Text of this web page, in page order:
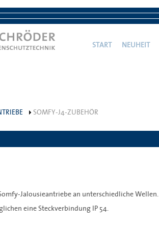
START NEUHEIT
SOMFY-J4-ZUBEHÖR
Jalousieantriebe an unterschiedliche Wellen.
eine Steckverbindung IP 54.